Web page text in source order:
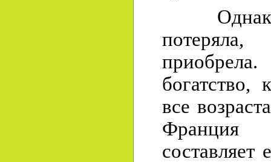
Однако
богатство,
все
составляет